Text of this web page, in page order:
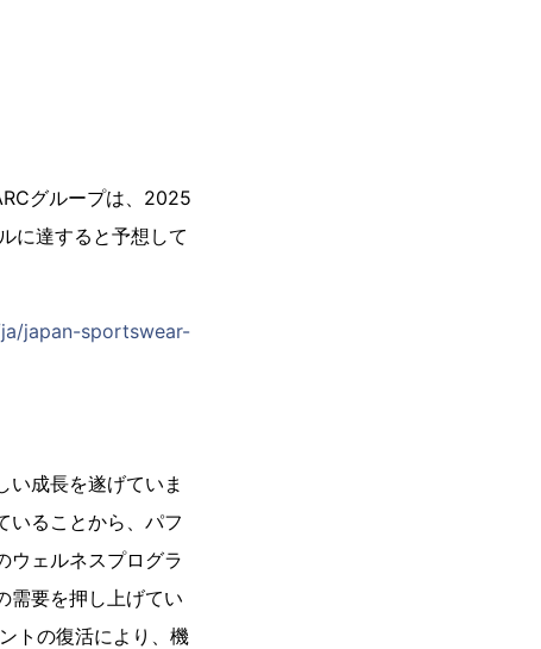
グループは、2025
に達すると予想して
japan-sportswear-
い成長を遂げていま
いることから、パフ
ウェルネスプログラ
需要を押し上げてい
トの復活により、機